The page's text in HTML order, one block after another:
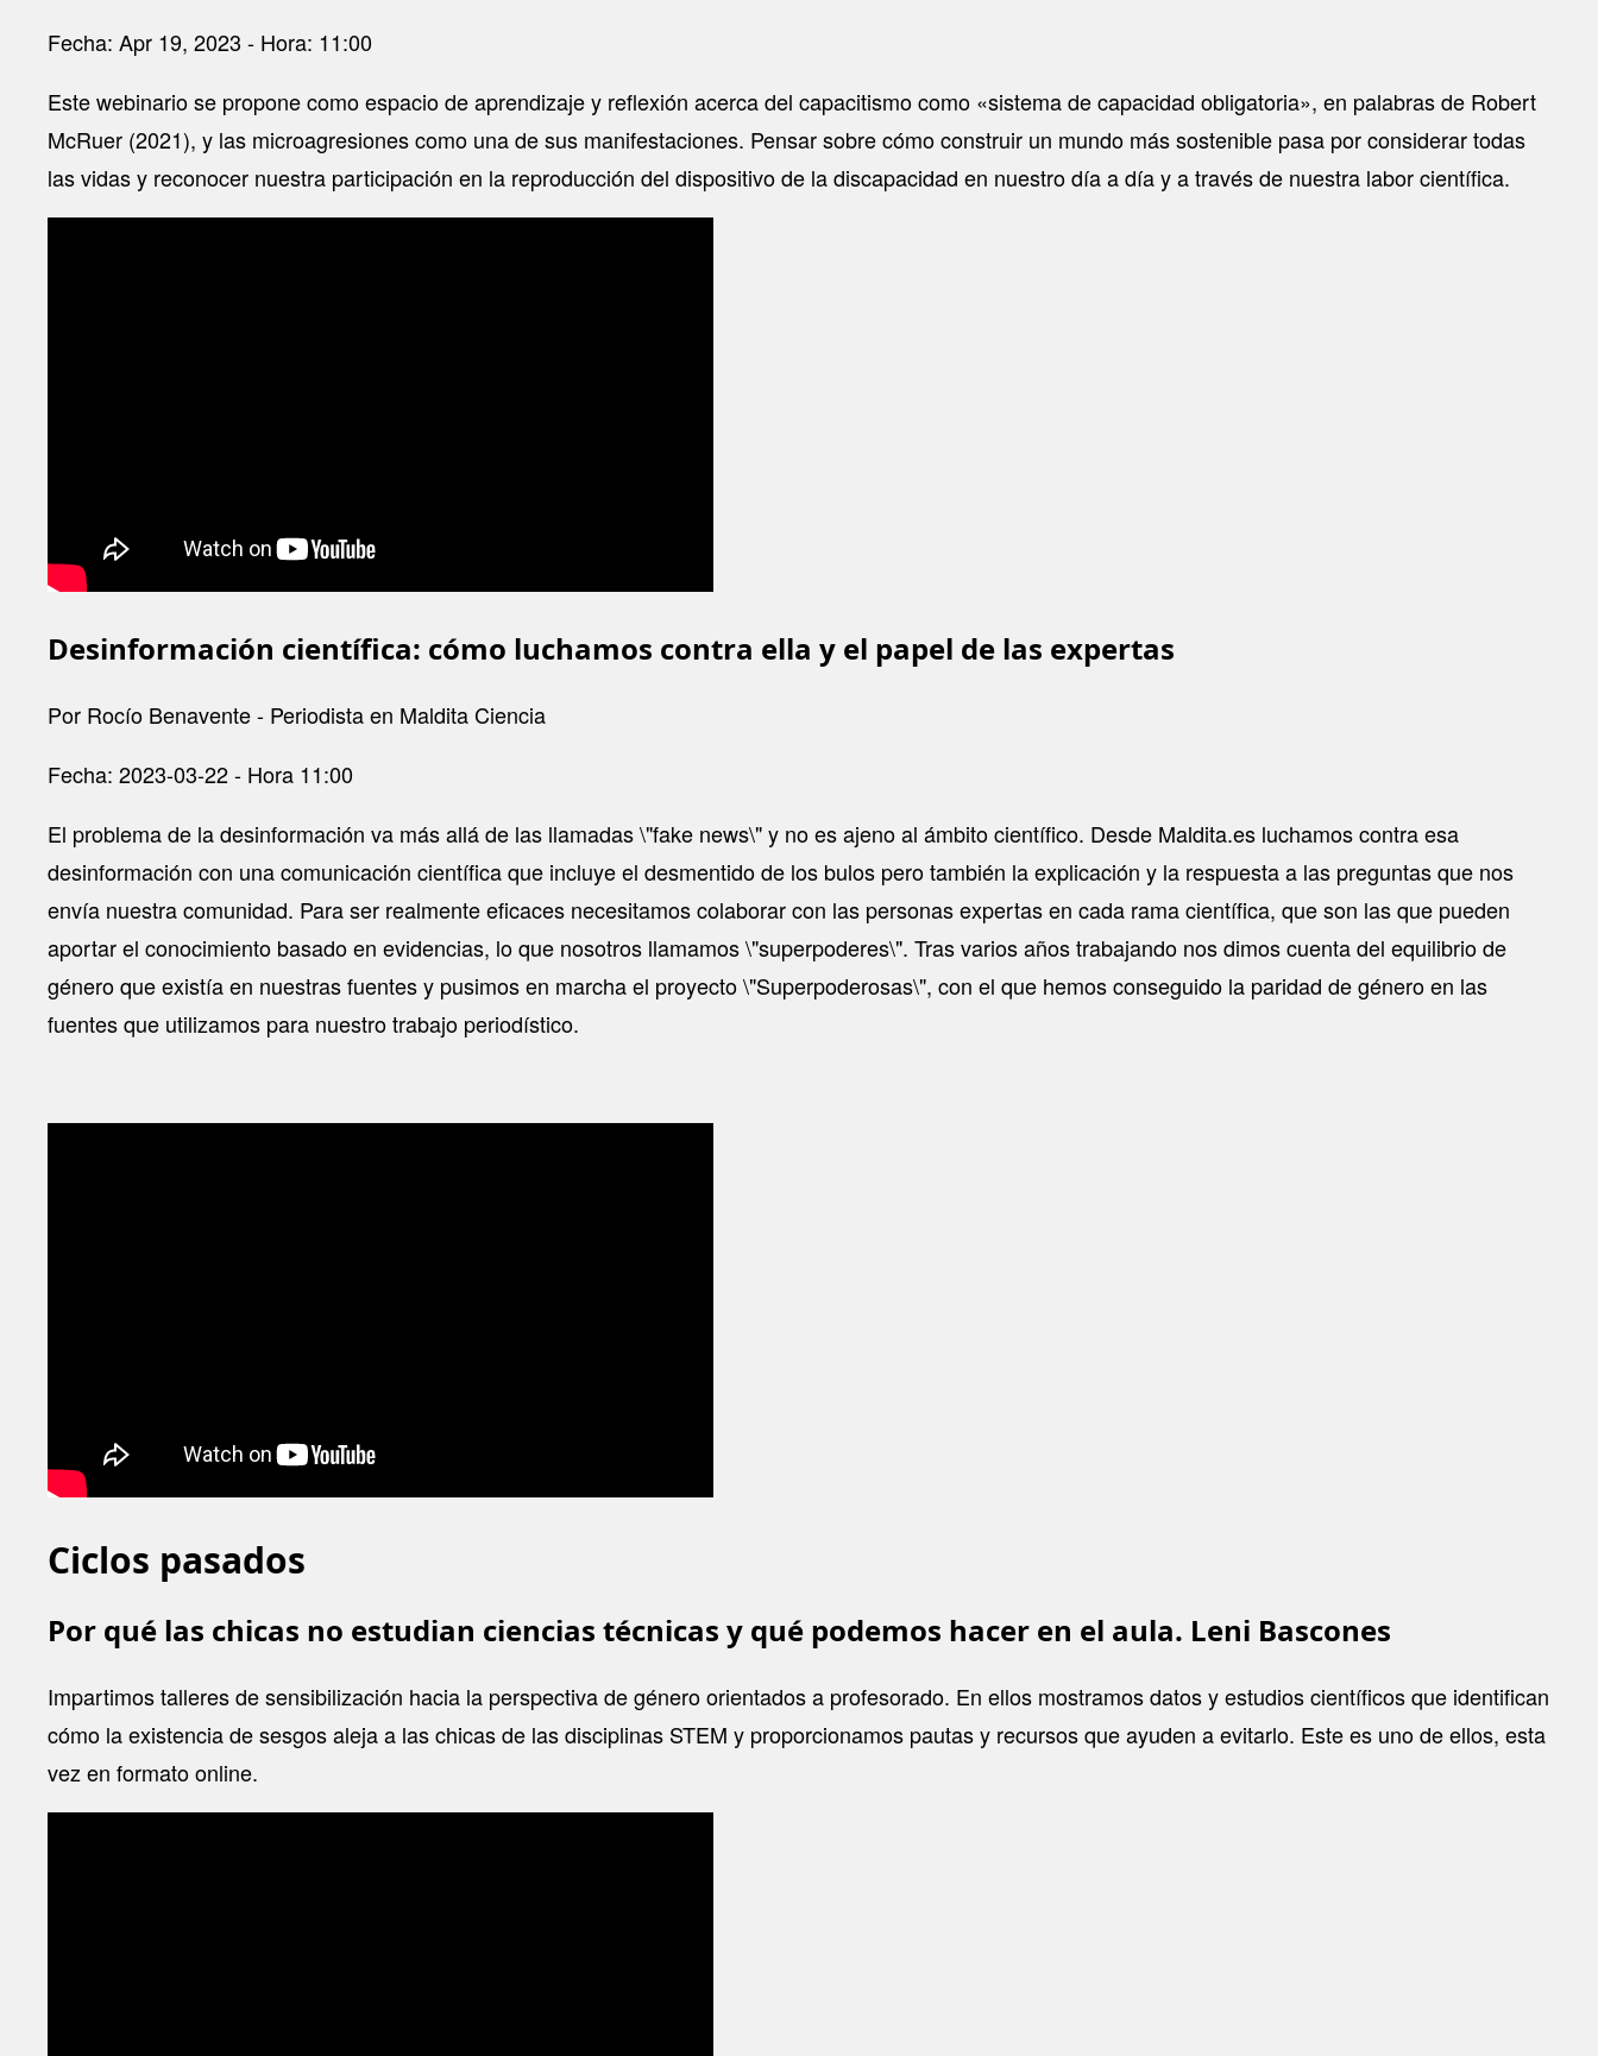
Fecha: Apr 19, 2023 - Hora: 11:00
Este webinario se propone como espacio de aprendizaje y reflexión acerca del capacitismo como «sistema de capacidad obligatoria», en palabras de Robert
McRuer (2021), y las microagresiones como una de sus manifestaciones. Pensar sobre cómo construir un mundo más sostenible pasa por considerar todas
las vidas y reconocer nuestra participación en la reproducción del dispositivo de la discapacidad en nuestro día a día y a través de nuestra labor científica.
Desinformación científica: cómo luchamos contra ella y el papel de las expertas
Por Rocío Benavente - Periodista en Maldita Ciencia
Fecha: 2023-03-22 - Hora 11:00
El problema de la desinformación va más allá de las llamadas \"fake news\" y no es ajeno al ámbito científico. Desde Maldita.es luchamos contra esa
desinformación con una comunicación científica que incluye el desmentido de los bulos pero también la explicación y la respuesta a las preguntas que nos
envía nuestra comunidad. Para ser realmente eficaces necesitamos colaborar con las personas expertas en cada rama científica, que son las que pueden
aportar el conocimiento basado en evidencias, lo que nosotros llamamos \"superpoderes\". Tras varios años trabajando nos dimos cuenta del equilibrio de
género que existía en nuestras fuentes y pusimos en marcha el proyecto \"Superpoderosas\", con el que hemos conseguido la paridad de género en las
fuentes que utilizamos para nuestro trabajo periodístico.
Ciclos pasados
Por qué las chicas no estudian ciencias técnicas y qué podemos hacer en el aula. Leni Bascones
Impartimos talleres de sensibilización hacia la perspectiva de género orientados a profesorado. En ellos mostramos datos y estudios científicos que identifican
cómo la existencia de sesgos aleja a las chicas de las disciplinas STEM y proporcionamos pautas y recursos que ayuden a evitarlo. Este es uno de ellos, esta
vez en formato online.